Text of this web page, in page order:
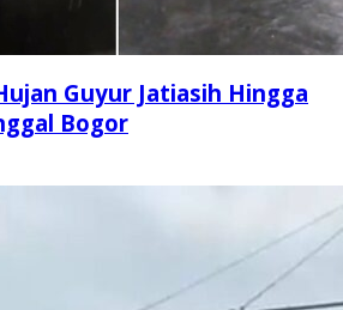
Guyur Jatiasih Hingga
Bogor